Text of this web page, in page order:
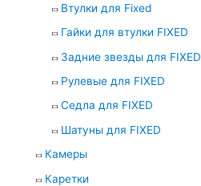
Втулки для Fixed
Гайки для втулки FIXED
Задние звезды для FIXED
Рулевые для FIXED
Седла для FIXED
Шатуны для FIXED
Камеры
Каретки